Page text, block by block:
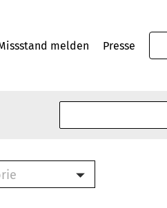
melden Presse